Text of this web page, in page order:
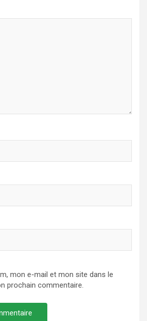
mon e-mail et mon site dans le
prochain commentaire.